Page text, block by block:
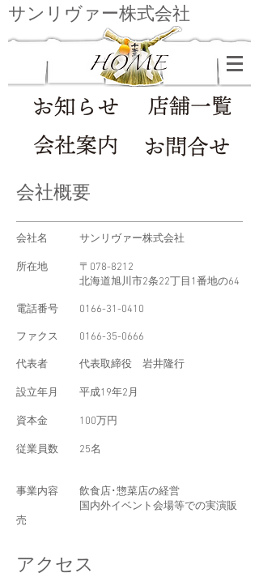
​サンリヴァー株式会社
会社概要
会社名 サンリヴァー株式会社
​所在地 〒078-8212
北海道旭川市2条22丁目1番地の64
電話番号 0166-31-0410
ファクス 0166-35-0666
代表者 代表取締役 岩井隆行
設立年月 平成19年2月
資本金 100万円
従業員数 25名
事業内容 飲食店･惣菜店の経営
国内外イベント会場等での実演販
売
アクセス